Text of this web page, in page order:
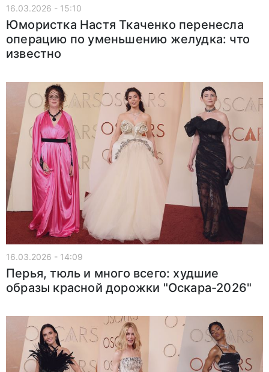
16.03.2026 - 15:10
Юмористка Настя Ткаченко перенесла
операцию по уменьшению желудка: что
известно
16.03.2026 - 14:09
Перья, тюль и много всего: худшие
образы красной дорожки "Оскара-2026"